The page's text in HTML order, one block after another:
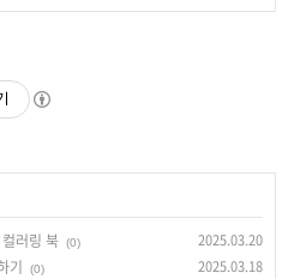
러링 북 (0) 2025.03.20
기 (0) 2025.03.18